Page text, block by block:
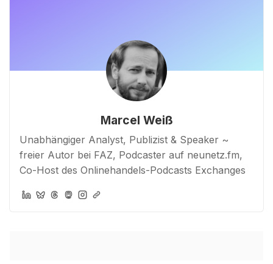
Marcel Weiß
Unabhängiger Analyst, Publizist & Speaker ~
freier Autor bei FAZ, Podcaster auf neunetz.fm,
Co-Host des Onlinehandels-Podcasts Exchanges